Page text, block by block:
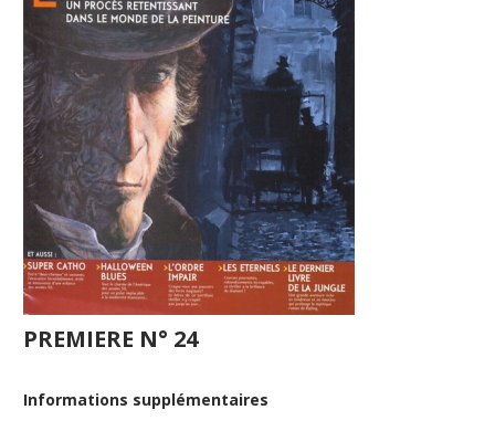
PREMIERE N° 24
Informations supplémentaires